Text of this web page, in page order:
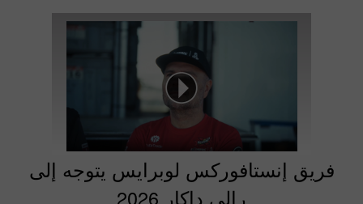
فريق إنستافوركس لوبرايس يتوجه إلى
رالي داكار 2026